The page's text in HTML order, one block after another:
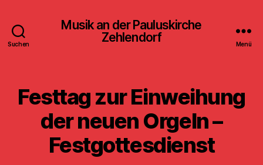
Suchen
Musik an der Pauluskirche
Zehlendorf
Menü
Festtag zur Einweihung
der neuen Orgeln –
Festgottesdienst